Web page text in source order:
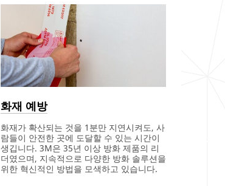
화재 예방
화재가 확산되는 것을 1분만 지연시켜도, 사
람들이 안전한 곳에 도달할 수 있는 시간이
생깁니다. 3M은 35년 이상 방화 제품의 리
더였으며, 지속적으로 다양한 방화 솔루션을
위한 혁신적인 방법을 모색하고 있습니다.